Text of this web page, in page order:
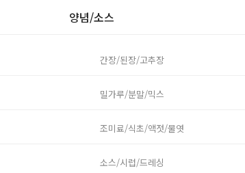
양념/소스
간장/된장/고추장
밀가루/분말/믹스
조미료/식초/액젓/물엿
소스/시럽/드레싱